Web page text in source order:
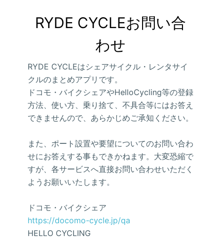
RYDE CYCLEお問い合
わせ
RYDE CYCLEはシェアサイクル・レンタサイ
クルのまとめアプリです。
ドコモ・バイクシェアやHelloCycling等の登録
方法、使い方、乗り捨て、不具合等にはお答え
できませんので、あらかじめご承知ください。
また、ポート設置や要望についてのお問い合わ
せにお答えする事もできかねます。大変恐縮で
すが、各サービスへ直接お問い合わせいただく
ようお願いいたします。
ドコモ・バイクシェア
https://docomo-cycle.jp/qa
HELLO CYCLING